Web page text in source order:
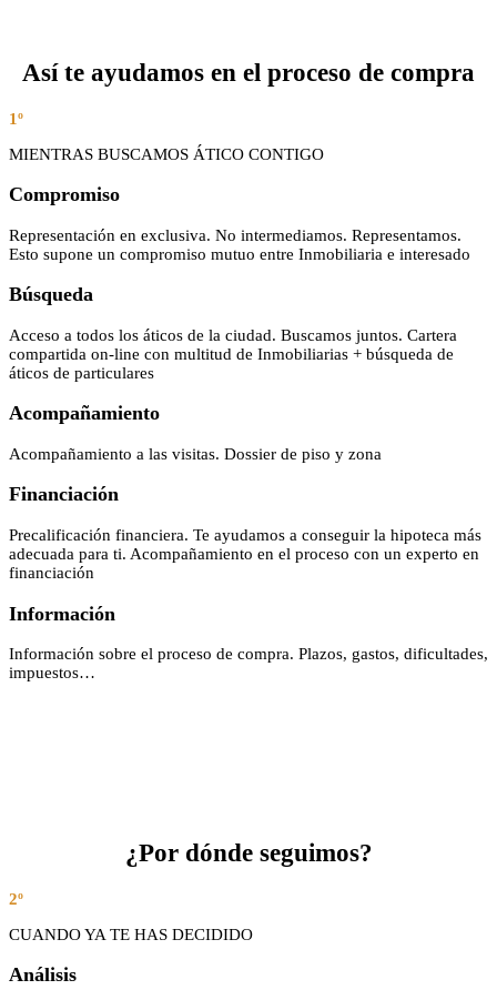
Así te ayudamos en el proceso de compra
1º
MIENTRAS BUSCAMOS ÁTICO CONTIGO
Compromiso
Representación en exclusiva. No intermediamos. Representamos.
Esto supone un compromiso mutuo entre Inmobiliaria e interesado
Búsqueda
Acceso a todos los áticos de la ciudad. Buscamos juntos. Cartera
compartida on-line con multitud de Inmobiliarias + búsqueda de
áticos de particulares
Acompañamiento
Acompañamiento a las visitas. Dossier de piso y zona
Financiación
Precalificación financiera. Te ayudamos a conseguir la hipoteca más
adecuada para ti. Acompañamiento en el proceso con un experto en
financiación
Información
Información sobre el proceso de compra. Plazos, gastos, dificultades,
impuestos…
¿Por dónde seguimos?
2º
CUANDO YA TE HAS DECIDIDO
Análisis